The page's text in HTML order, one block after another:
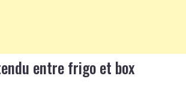
entre frigo et box